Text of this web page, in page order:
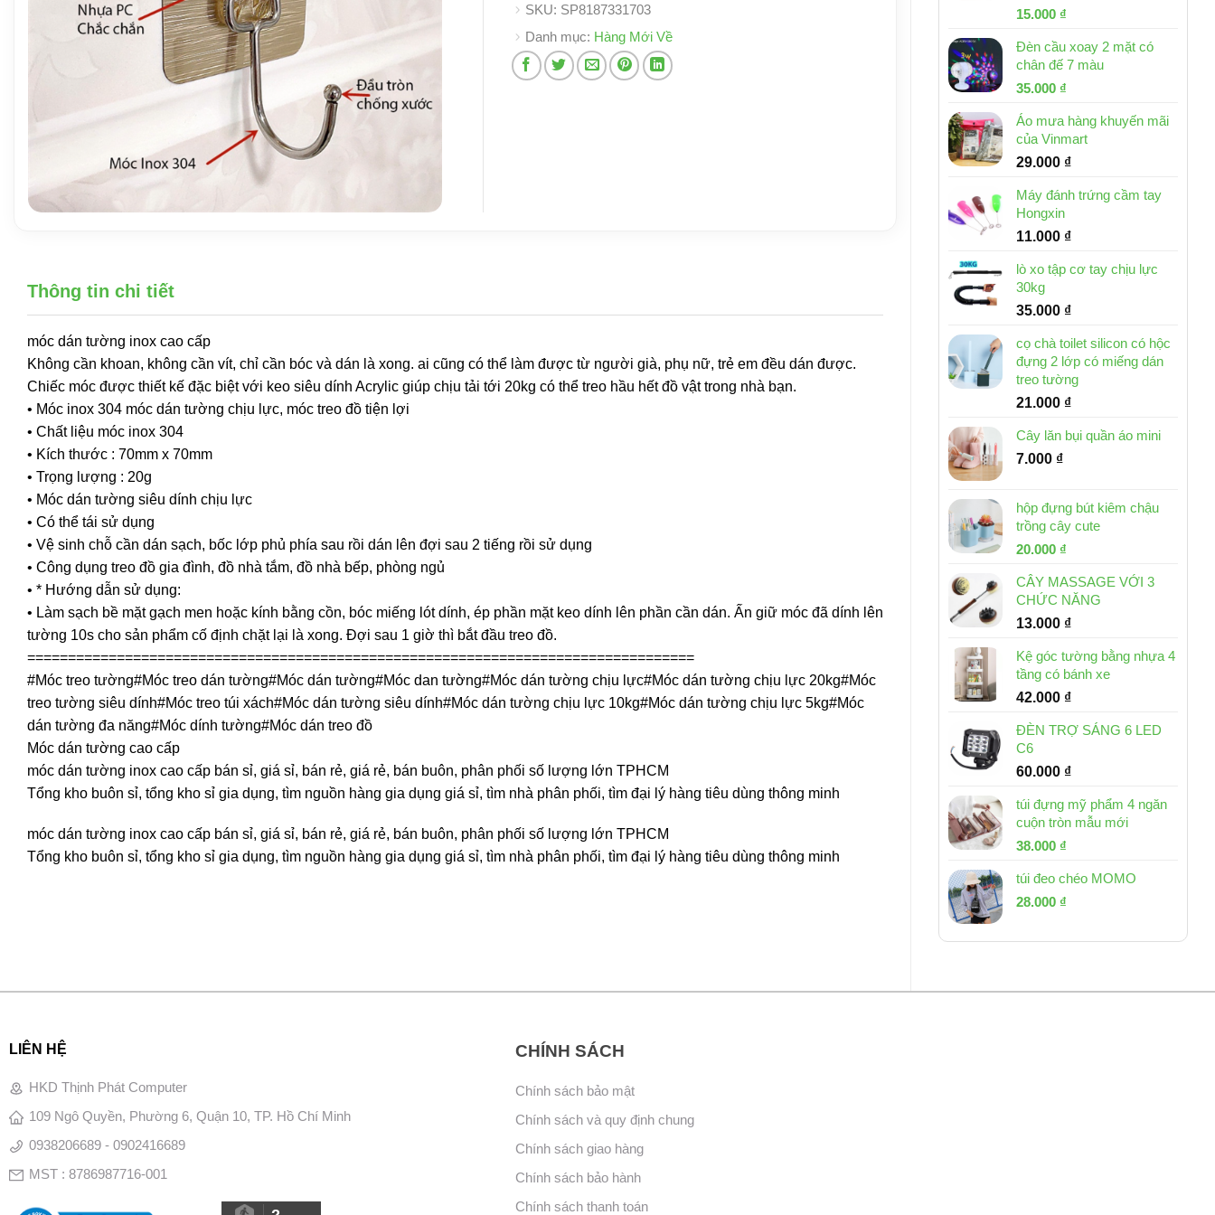
Giá
là:
32.000 ₫.
15.000 ₫
tại
là:
Đèn cầu xoay 2 mặt có
chân đế 7 màu
Giá
là:
46.000 ₫.
35.000 ₫
tại
là:
35.000 ₫.
Áo mưa hàng khuyến mãi
của Vinmart
29.000 ₫
Máy đánh trứng cầm tay
Hongxin
11.000 ₫
lò xo tập cơ tay chịu lực
30kg
35.000 ₫
cọ chà toilet silicon có hộc
đựng 2 lớp có miếng dán
treo tường
21.000 ₫
Cây lăn bụi quần áo mini
7.000 ₫
hộp đựng bút kiêm chậu
trồng cây cute
Giá
là:
30.000 ₫.
20.000 ₫
tại
là:
20.000 ₫.
CÂY MASSAGE VỚI 3
CHỨC NĂNG
13.000 ₫
Kệ góc tường bằng nhựa 4
tầng có bánh xe
42.000 ₫
ĐÈN TRỢ SÁNG 6 LED
C6
60.000 ₫
túi đựng mỹ phẩm 4 ngăn
cuộn tròn mẫu mới
Giá
là:
53.000 ₫.
38.000 ₫
tại
túi đeo chéo MOMO
Giá
là:
28.000 ₫
tại
SKU: SP8187331703
Danh mục: Hàng Mới Về
Thông tin chi tiết
móc dán tường inox cao cấp
Không cần khoan, không cần vít, chỉ cần bóc và dán là xong. ai cũng có thể làm được từ người già, phụ nữ, trẻ em đều dán được.
Chiếc móc được thiết kế đặc biệt với keo siêu dính Acrylic giúp chịu tải tới 20kg có thể treo hầu hết đồ vật trong nhà bạn.
• Móc inox 304 móc dán tường chịu lực, móc treo đồ tiện lợi
• Chất liệu móc inox 304
• Kích thước : 70mm x 70mm
• Trọng lượng : 20g
• Móc dán tường siêu dính chịu lực
• Có thể tái sử dụng
• Vệ sinh chỗ cần dán sạch, bốc lớp phủ phía sau rồi dán lên đợi sau 2 tiếng rồi sử dụng
• Công dụng treo đồ gia đình, đồ nhà tắm, đồ nhà bếp, phòng ngủ
• * Hướng dẫn sử dụng:
• Làm sạch bề mặt gạch men hoặc kính bằng cồn, bóc miếng lót dính, ép phần mặt keo dính lên phần cần dán. Ấn giữ móc đã dính lên
tường 10s cho sản phẩm cố định chặt lại là xong. Đợi sau 1 giờ thì bắt đầu treo đồ.
==================================================================================
#Móc treo tường#Móc treo dán tường#Móc dán tường#Móc dan tường#Móc dán tường chịu lực#Móc dán tường chịu lực 20kg#Móc
treo tường siêu dính#Móc treo túi xách#Móc dán tường siêu dính#Móc dán tường chịu lực 10kg#Móc dán tường chịu lực 5kg#Móc
dán tường đa năng#Móc dính tường#Móc dán treo đồ
Móc dán tường cao cấp
móc dán tường inox cao cấp bán sỉ, giá sỉ, bán rẻ, giá rẻ, bán buôn, phân phối số lượng lớn TPHCM
Tổng kho buôn sỉ, tổng kho sỉ gia dụng, tìm nguồn hàng gia dụng giá sỉ, tìm nhà phân phối, tìm đại lý hàng tiêu dùng thông minh
móc dán tường inox cao cấp bán sỉ, giá sỉ, bán rẻ, giá rẻ, bán buôn, phân phối số lượng lớn TPHCM
Tổng kho buôn sỉ, tổng kho sỉ gia dụng, tìm nguồn hàng gia dụng giá sỉ, tìm nhà phân phối, tìm đại lý hàng tiêu dùng thông minh
LIÊN HỆ
HKD Thịnh Phát Computer
109 Ngô Quyền, Phường 6, Quận 10, TP. Hồ Chí Minh
0938206689 - 0902416689
MST : 8786987716-001
CHÍNH SÁCH
Chính sách bảo mật
Chính sách và quy định chung
Chính sách giao hàng
Chính sách bảo hành
Chính sách thanh toán